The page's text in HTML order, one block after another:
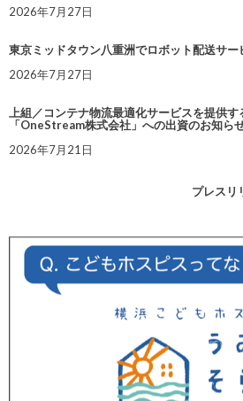
2026年7月27日
東京ミッドタウン八重洲でロボット配送サー
2026年7月27日
上組／コンテナ物流最適化サービスを提供
「OneStream株式会社」への出資のお知ら
2026年7月21日
プレスリ